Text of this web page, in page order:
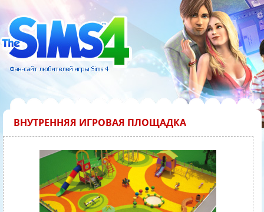
ВНУТРЕННЯЯ ИГРОВАЯ ПЛОЩАДКА